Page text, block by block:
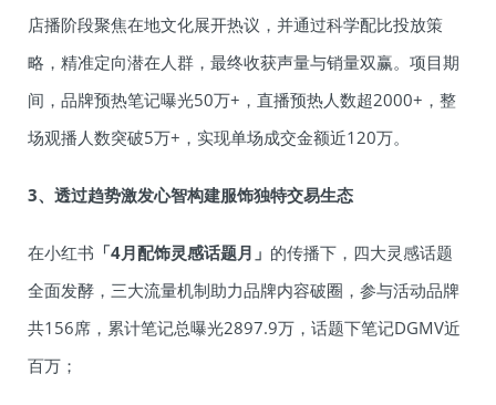
店播阶段聚焦在地文化展开热议，并通过科学配比投放策
略，精准定向潜在人群，最终收获声量与销量双赢。项目期
间，品牌预热笔记曝光50万+，直播预热人数超2000+，整
场观播人数突破5万+，实现单场成交金额近120万。
3、透过趋势激发心智构建服饰独特交易生态
在小红书 「4月配饰灵感话题月」 的传播下，四大灵感话题
全面发酵，三大流量机制助力品牌内容破圈，参与活动品牌
共156席，累计笔记总曝光2897.9万，话题下笔记DGMV近
百万；